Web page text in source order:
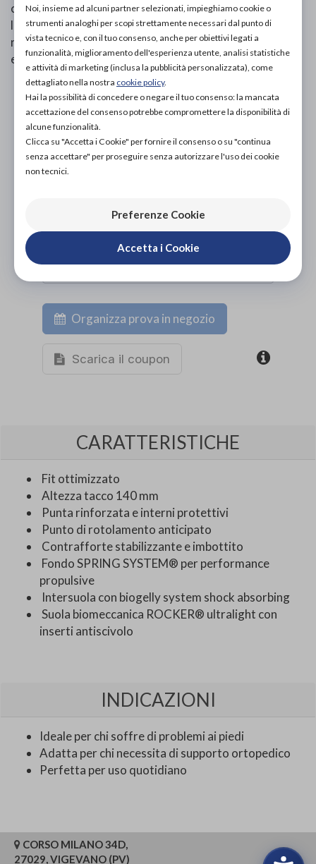
che ridistribuisce il peso sull’intera superficie plantare e
lo Spring System favoriscono il rotolamento del piede
restituendo una piacevole sensazione di benessere ed
equilibrio.
PROVA E ACQUISTA IN NEGOZIO
DA149,00€
PROVA E NOLEGGIA IN NEGOZIO
NON DISPONIBILE
Organizza prova in negozio
Scarica il coupon
CARATTERISTICHE
Fit ottimizzato
Altezza tacco 140 mm
Punta rinforzata e interni protettivi
Punto di rotolamento anticipato
Contrafforte stabilizzante e imbottito
Fondo SPRING SYSTEM® per performance
propulsive
Intersuola con biogelly system shock absorbing
Suola biomeccanica ROCKER® ultralight con
inserti antiscivolo
INDICAZIONI
Ideale per chi soffre di problemi ai piedi
Adatta per chi necessita di supporto ortopedico
Perfetta per uso quotidiano
CORSO MILANO 34D,
27029, VIGEVANO (PV)
Noi, insieme ad alcuni partner selezionati, impieghiamo cookie o
strumenti analoghi per scopi strettamente necessari dal punto di
vista tecnico e, con il tuo consenso, anche per obiettivi legati a
funzionalità, miglioramento dell'esperienza utente, analisi statistiche
e attività di marketing (inclusa la pubblicità personalizzata), come
dettagliato nella nostra cookie policy.
Hai la possibilità di concedere o negare il tuo consenso: la mancata
accettazione del consenso potrebbe compromettere la disponibilità di
alcune funzionalità.
Clicca su "Accetta i Cookie" per fornire il consenso o su "continua
senza accettare" per proseguire senza autorizzare l'uso dei cookie
non tecnici.
Preferenze Cookie
Accetta i Cookie